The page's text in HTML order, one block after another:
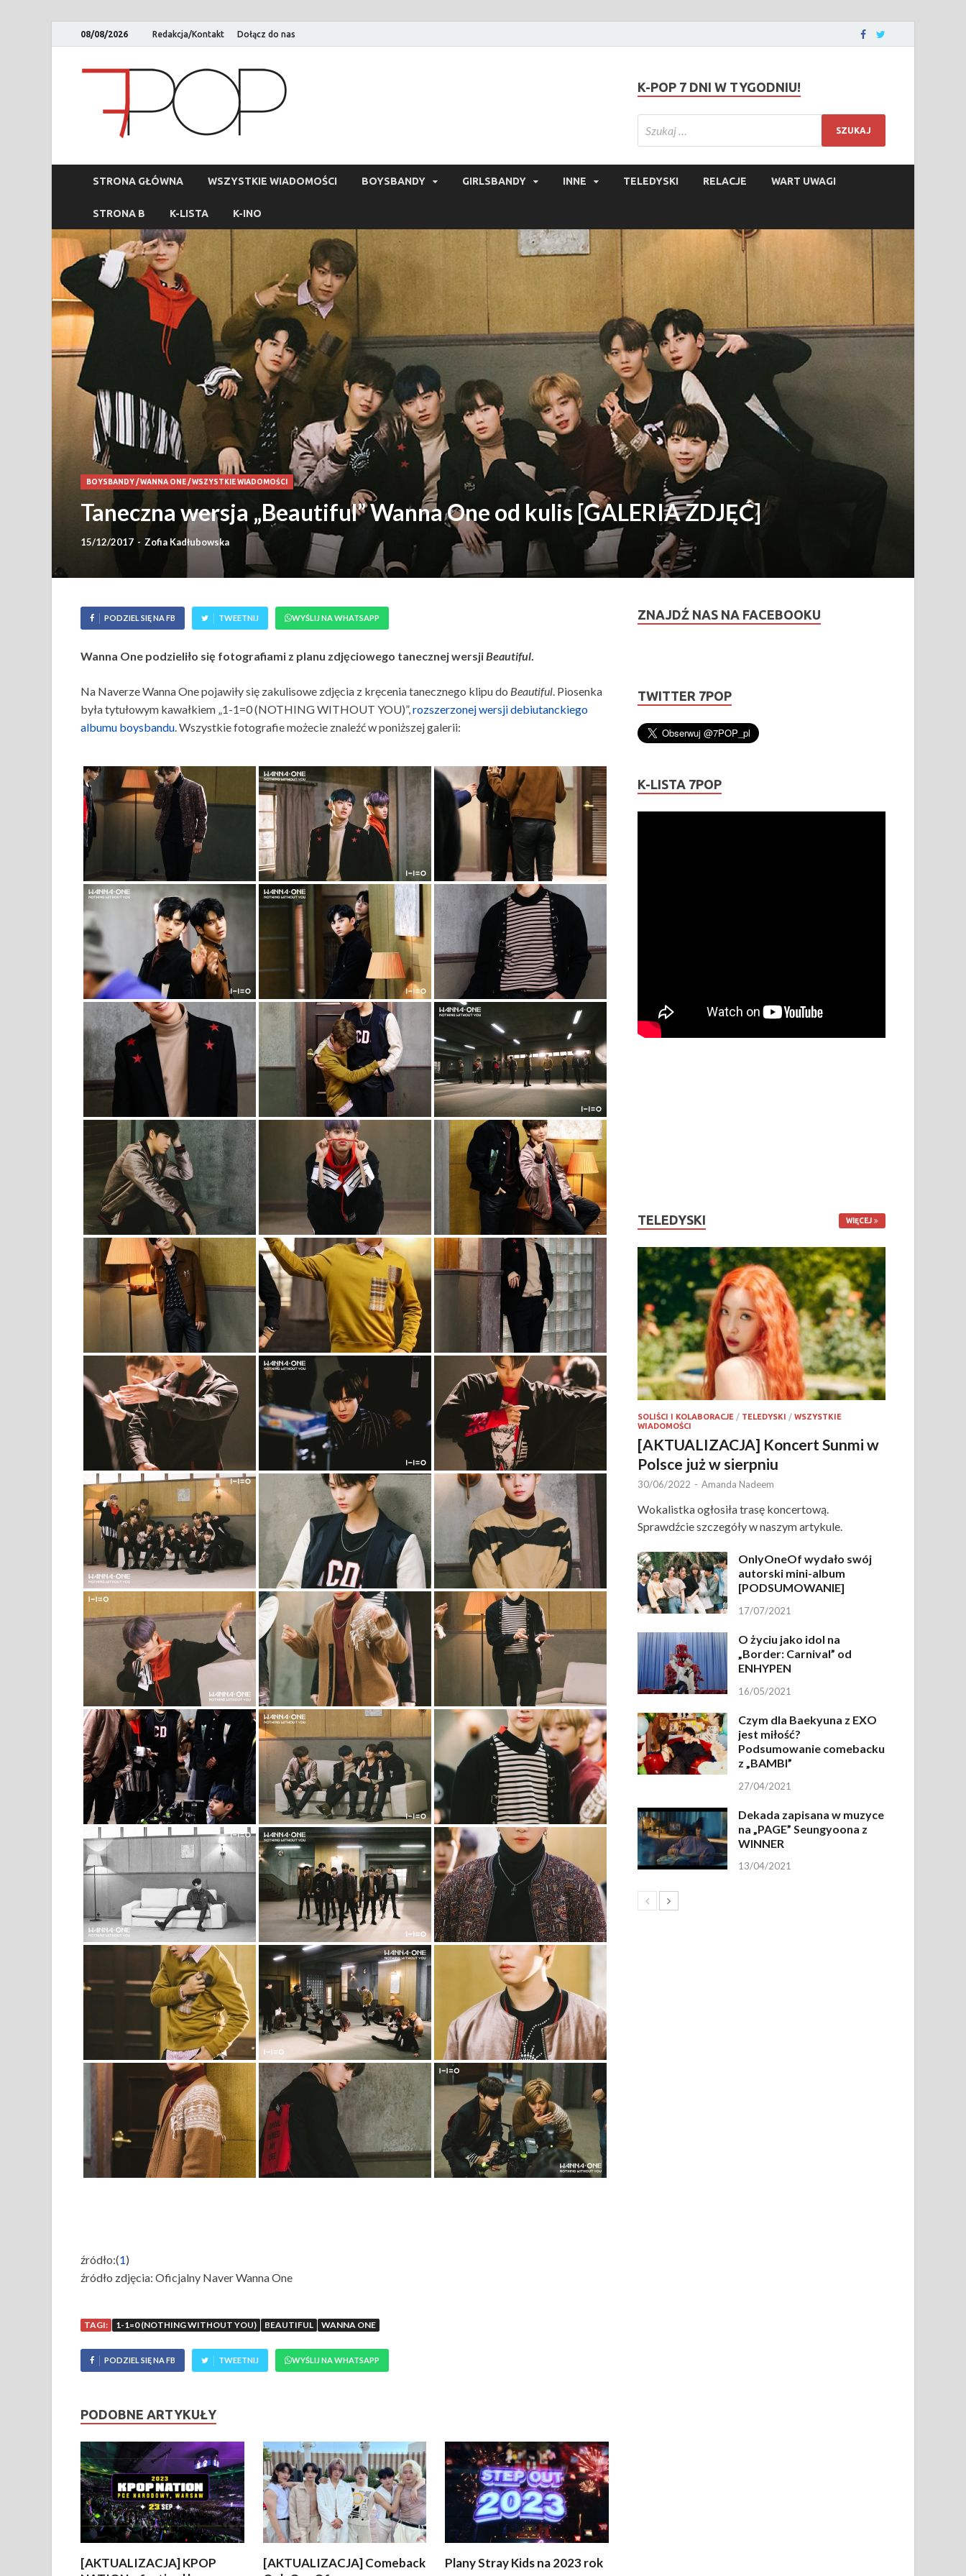
08/08/2026 Redakcja/Kontakt Dołącz do nas
K-POP 7 DNI W TYGODNIU!
STRONA GŁÓWNA WSZYSTKIE WIADOMOŚCI BOYSBANDY GIRLSBANDY INNE TELEDYSKI RELACJE WART UWAGI
STRONA B K-LISTA K-INO
BOYSBANDY/WANNA ONE/WSZYSTKIE WIADOMOŚCI
Taneczna wersja „Beautiful” Wanna One od kulis [GALERIA ZDJĘĆ]
15/12/2017 - Zofia Kadłubowska
PODZIEL SIĘ NA FB TWEETNIJ WYŚLIJ NA WHATSAPP
Wanna One podzieliło się fotografiami z planu zdjęciowego tanecznej wersjiBeautiful.
Na Naverze Wanna One pojawiły się zakulisowe zdjęcia z kręcenia tanecznego klipu do Beautiful. Piosenka
była tytułowym kawałkiem „1-1=0 (NOTHING WITHOUT YOU)”,rozszerzonej wersji debiutanckiego
albumu boysbandu. Wszystkie fotografie możecie znaleźć w poniższej galerii:
źródło:(1)
źródło zdjęcia: Oficjalny Naver Wanna One
TAGI: 1-1=0 (NOTHING WITHOUT YOU) BEAUTIFUL WANNA ONE
PODZIEL SIĘ NA FB TWEETNIJ WYŚLIJ NA WHATSAPP
PODOBNE ARTYKUŁY
[AKTUALIZACJA] KPOP
[AKTUALIZACJA] Comeback
Plany Stray Kids na 2023 rok
ZNAJDŹ NAS NA FACEBOOKU
TWITTER 7POP
K-LISTA 7POP
TELEDYSKI WIĘCEJ
SOLIŚCI I KOLABORACJE / TELEDYSKI /WSZYSTKIE
WIADOMOŚCI
[AKTUALIZACJA] Koncert Sunmi w
Polsce już w sierpniu
30/06/2022 - Amanda Nadeem
Wokalistka ogłosiła trasę koncertową.
Sprawdźcie szczegóły w naszym artykule.
OnlyOneOf wydało swój
autorski mini-album
[PODSUMOWANIE]
17/07/2021
O życiu jako idol na
„Border: Carnival” od
ENHYPEN
16/05/2021
Czym dla Baekyuna z EXO
jest miłość?
Podsumowanie comebacku
z „BAMBI”
27/04/2021
Dekada zapisana w muzyce
na „PAGE” Seungyoona z
WINNER
13/04/2021